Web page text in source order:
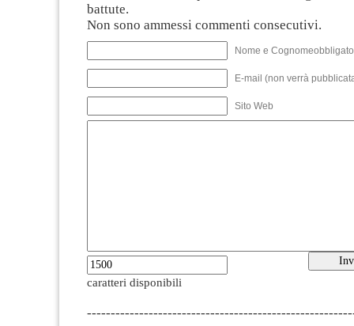
battute.
Non sono ammessi commenti consecutivi.
Nome e
E-mail (non verrà
Sito Web
caratteri disponibili